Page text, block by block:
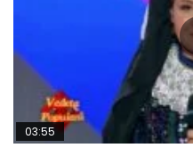
03:55